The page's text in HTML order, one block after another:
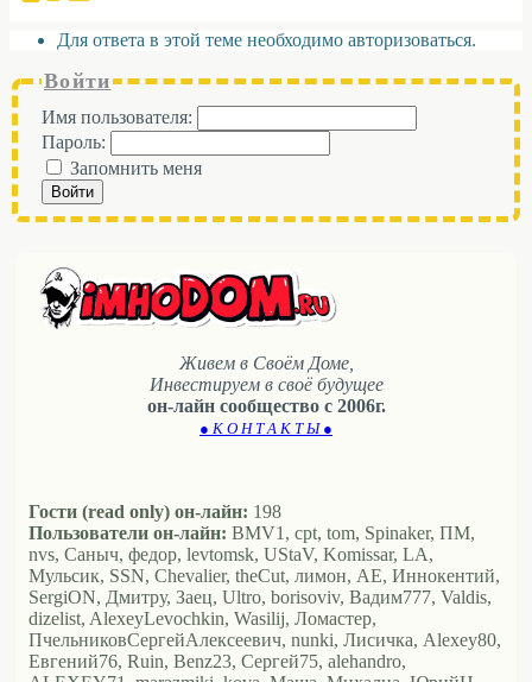
Для ответа в этой теме необходимо авторизоваться.
Войти
Имя пользователя:
Пароль:
Запомнить меня
Войти
Живем в Своём Доме,
Инвестируем в своё будущее
он-лайн сообщество с 2006г.
● К О Н Т А К Т Ы ●
Гости (read only) он-лайн: 198
Пользователи он-лайн: BMV1, cpt, tom, Spinaker, ПМ,
nvs, Саныч, федор, levtomsk, UStaV, Komissar, LA,
Мульсик, SSN, Chevalier, theCut, лимон, АЕ, Иннокентий,
SergiON, Дмитру, Заец, Ultro, borisoviv, Вадим777, Valdis,
dizelist, AlexeyLevochkin, Wasilij, Ломастер,
ПчельниковСергейАлексеевич, nunki, Лисичка, Alexey80,
Евгений76, Ruin, Benz23, Сергей75, alehandro,